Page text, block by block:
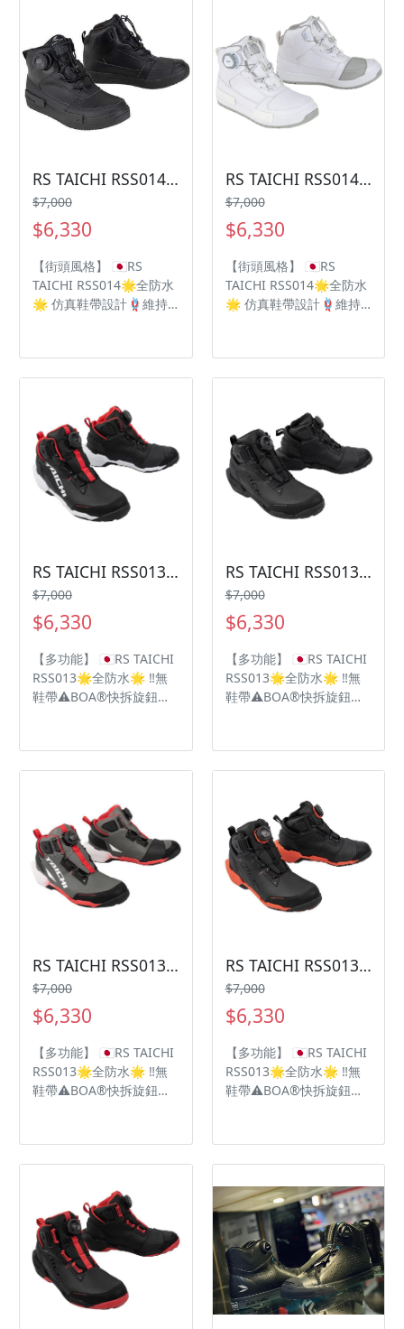
底 DRYMASTER防水透氣
技術💦
底 DRYMASTER防水透氣
技術💦
RS TAICHI RSS014防水車靴
$7,000
$6,330
【街頭風格】 🇯🇵RS
TAICHI RSS014🌟全防水
🌟 仿真鞋帶設計🪢維持
卸 OutDry高防水性💦為
雨季做足準備🌧 🥾
底 DRYMASTER防水透氣
技術💦
RS TAICHI RSS014防水車靴
$7,000
$6,330
【街頭風格】 🇯🇵RS
TAICHI RSS014🌟全防水
🌟 仿真鞋帶設計🪢維持
卸 OutDry高防水性💦為
雨季做足準備🌧 🥾
底 DRYMASTER防水透氣
技術💦
RS TAICHI RSS013防水車靴
$7,000
$6,330
【多功能】 🇯🇵RS TAICHI
RSS013🌟全防水🌟 ‼️無
鞋帶⚠️BOA®快拆旋鈕輕
Vibram 黃金專利防滑鞋
底 DRYMASTER防水透氣
RS TAICHI RSS013防水車靴
$7,000
$6,330
【多功能】 🇯🇵RS TAICHI
RSS013🌟全防水🌟 ‼️無
鞋帶⚠️BOA®快拆旋鈕輕
Vibram 黃金專利防滑鞋
底 DRYMASTER防水透氣
RS TAICHI RSS013防水車靴
$7,000
$6,330
【多功能】 🇯🇵RS TAICHI
RSS013🌟全防水🌟 ‼️無
鞋帶⚠️BOA®快拆旋鈕輕
Vibram 黃金專利防滑鞋
底 DRYMASTER防水透氣
RS TAICHI RSS013防水車靴
$7,000
$6,330
【多功能】 🇯🇵RS TAICHI
RSS013🌟全防水🌟 ‼️無
鞋帶⚠️BOA®快拆旋鈕輕
Vibram 黃金專利防滑鞋
底 DRYMASTER防水透氣
技術💦